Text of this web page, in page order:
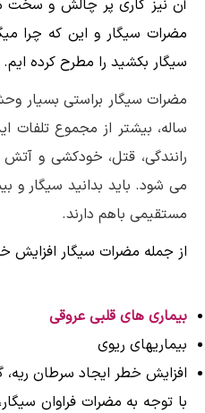
آن نیز کاری پر چالش و
مضرات سیگار و این که چرا
سیگار بکشید را مطرح کرده ایم.
مضرات سیگار براستی بسیار
ساله، بیشتر از مجموع تلفات
رانندگی، قتل، خودکشی و
می شود. باید بدانید سیگار و
مستقیمی باهم دارند.
از جمله مضرات سیگار افزایش
بیماری های قلبی عروقی
بیماریهای ریوی
افزایش خطر ایجاد سرطان ریه،
با توجه به مضرات فراوان